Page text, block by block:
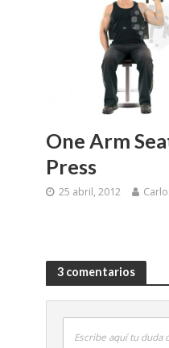
One Arm
Press
25 abril, 2012
3 comentarios
Escribe aquí tu duda